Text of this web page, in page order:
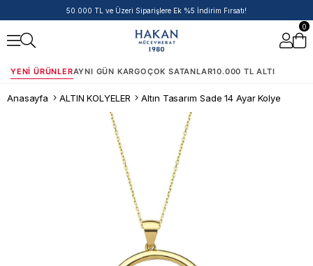
50.000 TL ve Üzeri Siparişlere Ek %5 İndirim Fırsatı!
0
YENI ÜRÜNLERAYNI GÜN KARGOÇOK SATANLAR10.000 TL ALTI
Anasayfa ALTIN KOLYELER Altın Tasarım Sade 14 Ayar Kolye